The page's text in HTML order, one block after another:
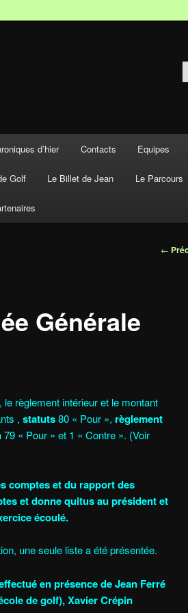
d’hier Contacts Equipes
Golf Le Billet de Jean Le Parcours
←
Générale
règlement intérieur et le montant
, statuts80 « Pour », règlement
79 « Pour » et 1 « Contre ». (Voir
comptes et du rapport des
et donne quitus au président et
écoulé.
une seule liste a été présentée.
en présence de Jean Ferré
de golf), Xavier Crépin